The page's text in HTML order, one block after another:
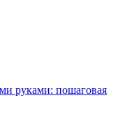
руками: пошаговая